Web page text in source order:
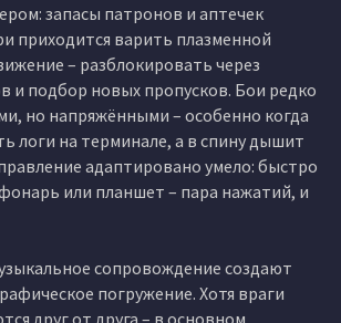
запасы патронов и аптечек
приходится варить плазменной
– разблокировать через
и подбор новых пропусков. Бои редко
но напряжёнными – особенно когда
логи на терминале, а в спину дышит
адаптировано умело: быстро
или планшет – пара нажатий, и
сопровождение создают
погружение. Хотя враги
друг от друга – в основном